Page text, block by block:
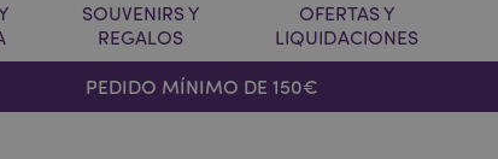
SOUVENIRS Y
REGALOS
OFERTAS Y
LIQUIDACIONES
PEDIDO MÍNIMO DE 150€